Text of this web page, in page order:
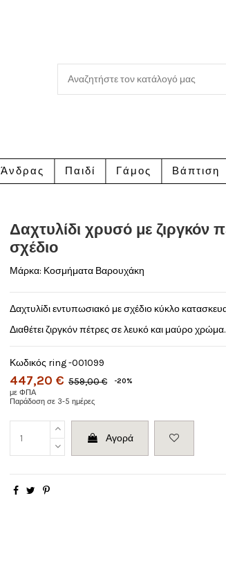
Άνδρας Παιδί Γάμος Βάπτιση
Δαχτυλίδι χρυσό με ζιργκόν
σχέδιο
Μάρκα: Κοσμήματα Βαρουχάκη
Δαχτυλίδι εντυπωσιακό με σχέδιο κύκλο
Διαθέτει ζιργκόν πέτρες σε λευκό και μαύρο χρώμα.
Κωδικός ring -001099
447,20 € 559,00 €
-20%
με ΦΠΑ
Παράδοση σε 3-5 ημέρες
Αγορά